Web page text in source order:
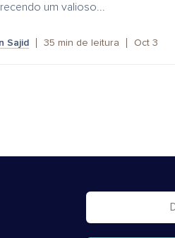
um valioso...
Sajid 35 min de leitura Oct 3